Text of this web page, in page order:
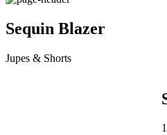
Sequin Blazer
Jupes & Shorts